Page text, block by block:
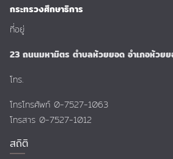
กระทรวงศึกษาธิการ
ที่อยู่
23 ถนนมหามิตร ตำบลห้วยยอด อำเภอห้วย
โทร.
โทรโทรศัพท์ 0-7527-1063
โทรสาร 0-7527-1012
สถิติ